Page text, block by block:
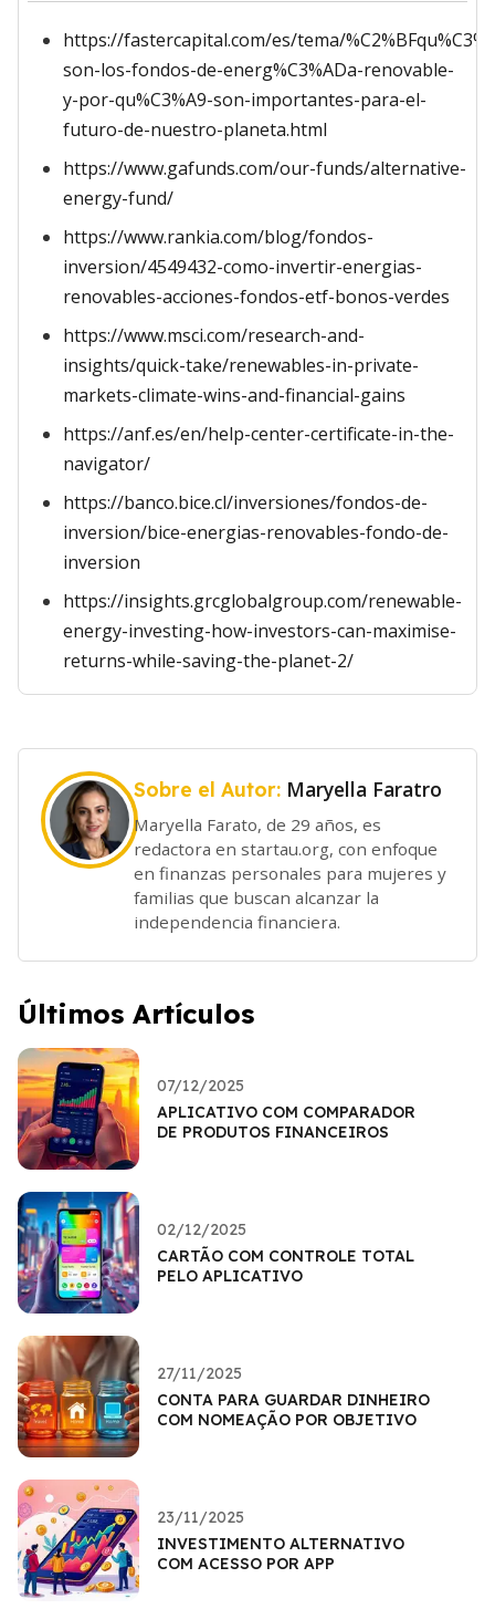
https://fastercapital.com/es/tema/
son-los-fondos-de-energ%C3%ADa-renovable-
y-por-qu%C3%A9-son-importantes-para-el-
futuro-de-nuestro-planeta.html
https://www.gafunds.com/our-funds/alternative-
energy-fund/
https://www.rankia.com/blog/fondos-
inversion/4549432-como-invertir-energias-
renovables-acciones-fondos-etf-bonos-verdes
https://www.msci.com/research-and-
insights/quick-take/renewables-in-private-
markets-climate-wins-and-financial-gains
https://anf.es/en/help-center-certificate-in-the-
navigator/
https://banco.bice.cl/inversiones/fondos-de-
inversion/bice-energias-renovables-fondo-de-
inversion
https://insights.grcglobalgroup.com/renewable-
energy-investing-how-investors-can-maximise-
returns-while-saving-the-planet-2/
Sobre el Autor: Maryella Faratro
Maryella Farato, de 29 años, es
redactora en startau.org, con enfoque
en finanzas personales para mujeres y
familias que buscan alcanzar la
independencia financiera.
Últimos Artículos
07/12/2025
APLICATIVO COM COMPARADOR
DE PRODUTOS FINANCEIROS
02/12/2025
CARTÃO COM CONTROLE TOTAL
PELO APLICATIVO
27/11/2025
CONTA PARA GUARDAR DINHEIRO
COM NOMEAÇÃO POR OBJETIVO
23/11/2025
INVESTIMENTO ALTERNATIVO
COM ACESSO POR APP